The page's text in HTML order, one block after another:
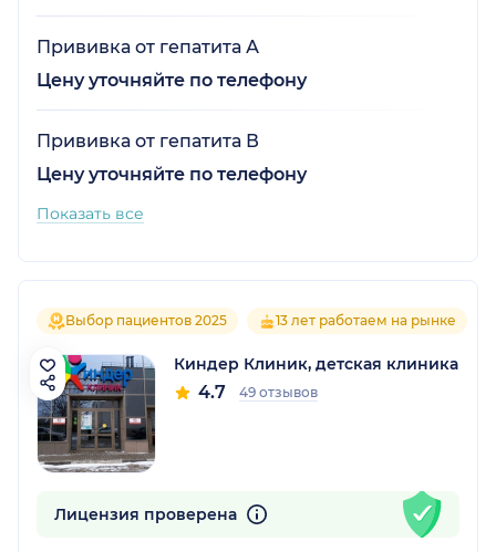
Прививка от гепатита А
Цену уточняйте по телефону
Прививка от гепатита В
Цену уточняйте по телефону
Показать все
Выбор пациентов 2025 13 лет работаем на рынке
Киндер Клиник, детская клиника
4.7 49 отзывов
Лицензия проверена